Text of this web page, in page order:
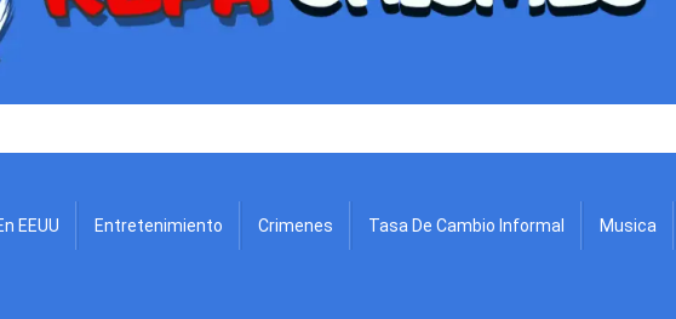
EEUU Entretenimiento Crimenes Tasa De Cambio Informal Musica